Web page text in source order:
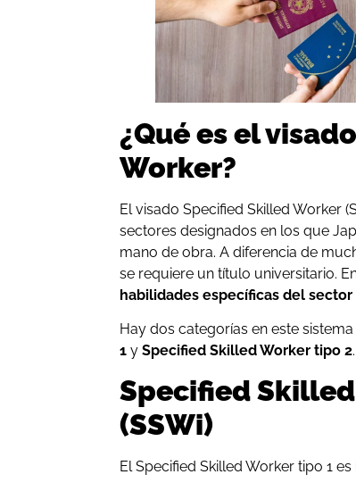
¿Qué es el
Worker?
El visado Specified Skilled Worker
sectores designados en los que
mano de obra. A diferencia de
se requiere un título universitario.
habilidades específicas del
Hay dos categorías en este
1ySpecified Skilled Worker tipo 2.
Specified
(SSWi)
El Specified Skilled Worker tipo 1